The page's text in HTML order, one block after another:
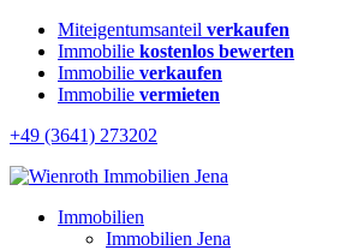
Miteigentumsanteil verkaufen
Immobilie kostenlos bewerten
Immobilie verkaufen
Immobilie vermieten
+49 (3641) 273202
Immobilien
Immobilien Jena